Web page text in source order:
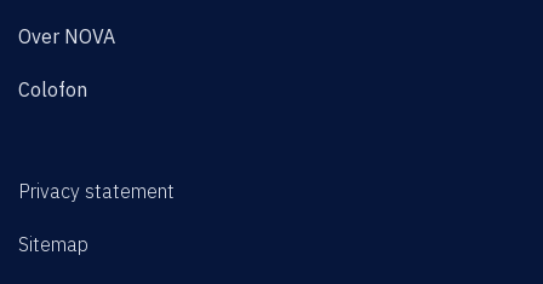
Over NOVA
Colofon
Privacy statement
Sitemap